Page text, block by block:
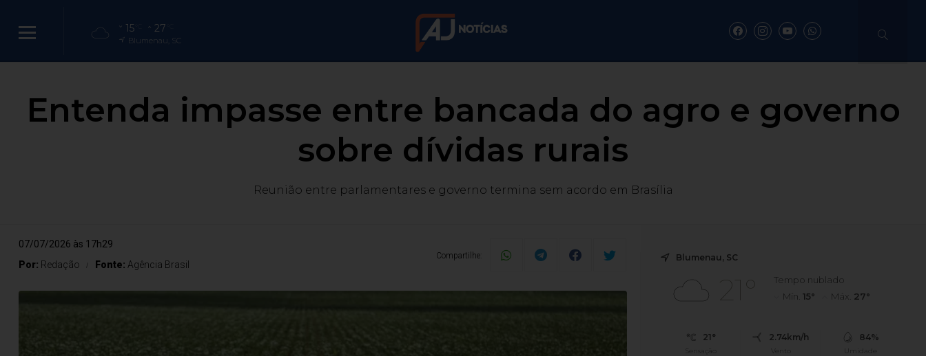
15 27
Blumenau, SC
Entenda impasse entre bancada do agro e governo
sobre dívidas rurais
Reunião entre parlamentares e governo termina sem acordo em Brasília
07/07/2026 às 17h29
Por: Redação Fonte: Agência Brasil
Compartilhe: Blumenau, SC
21°
Tempo nublado
Mín.15° Máx. 27°
21°
Sensação
2.74km/h
Vento
84%
Umidade